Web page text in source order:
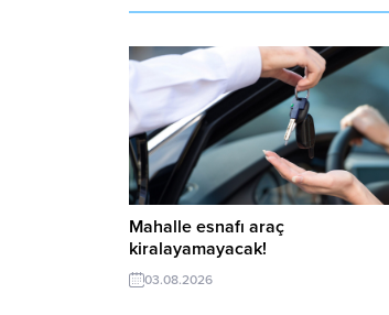
Mahalle esnafı araç
kiralayamayacak!
03.08.2026